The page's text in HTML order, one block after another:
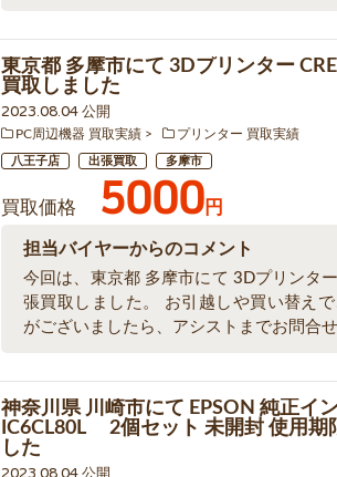
東京都 多摩市にて 3Dプリンター
買取しました
2023.08.04 公開
PC周辺機器 買取実績 プリンター 買取実績
八王子店 出張買取 多摩市
買取価格 5000円
担当バイヤーからのコメント
今回は、東京都 多摩市にて 3Dプリンタ
張買取しました。 お引越しや買い替え
がございましたら、アシストまでお問合せ
神奈川県 川崎市にて EPSON 純正イ
IC6CL80L 2個セット 未開封 使用期
した
2023.08.04 公開